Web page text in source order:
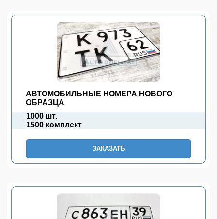
АВТОМОБИЛЬНЫЕ НОМЕРА НОВОГО
ОБРАЗЦА
1000 шт.
1500 комплект
ЗАКАЗАТЬ